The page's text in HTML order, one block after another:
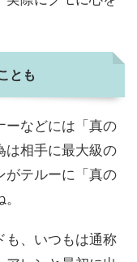
とも
ーなどには「真の
は相手に最大級の
がテルーに「真の
も、いつもは通称